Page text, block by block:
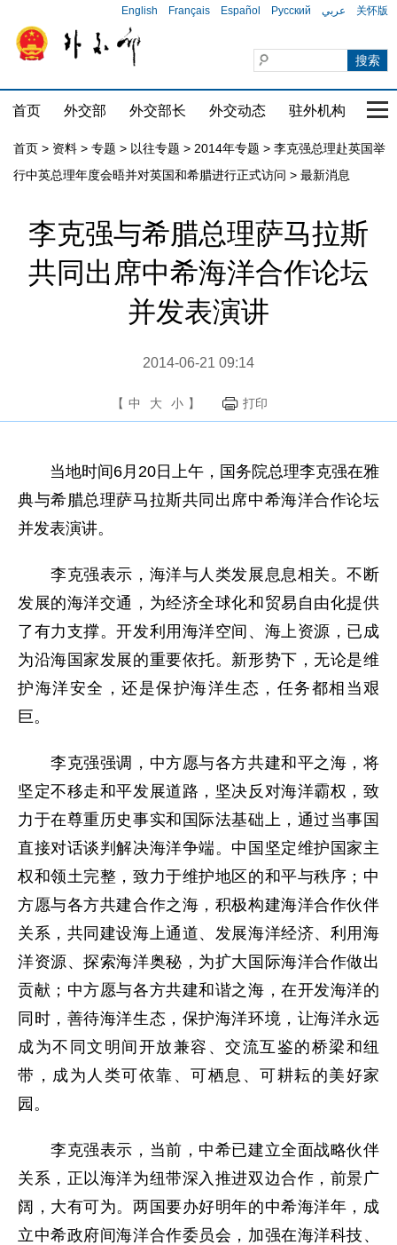
English Français Español Русский عربي 关怀版
首页 外交部 外交部长 外交动态 驻外机构 国
首页 > 资料 > 专题 > 以往专题 > 2014年专题 > 李克强总理赴英国举
行中英总理年度会晤并对英国和希腊进行正式访问 > 最新消息
李克强与希腊总理萨马拉斯
共同出席中希海洋合作论坛
并发表演讲
2014-06-21 09:14
【 中 大 小 】 打印
当地时间6月20日上午，国务院总理李克强在雅
典与希腊总理萨马拉斯共同出席中希海洋合作论坛
并发表演讲。
李克强表示，海洋与人类发展息息相关。不断
发展的海洋交通，为经济全球化和贸易自由化提供
了有力支撑。开发利用海洋空间、海上资源，已成
为沿海国家发展的重要依托。新形势下，无论是维
护海洋安全，还是保护海洋生态，任务都相当艰
巨。
李克强强调，中方愿与各方共建和平之海，将
坚定不移走和平发展道路，坚决反对海洋霸权，致
力于在尊重历史事实和国际法基础上，通过当事国
直接对话谈判解决海洋争端。中国坚定维护国家主
权和领土完整，致力于维护地区的和平与秩序；中
方愿与各方共建合作之海，积极构建海洋合作伙伴
关系，共同建设海上通道、发展海洋经济、利用海
洋资源、探索海洋奥秘，为扩大国际海洋合作做出
贡献；中方愿与各方共建和谐之海，在开发海洋的
同时，善待海洋生态，保护海洋环境，让海洋永远
成为不同文明间开放兼容、交流互鉴的桥梁和纽
带，成为人类可依靠、可栖息、可耕耘的美好家
园。
李克强表示，当前，中希已建立全面战略伙伴
关系，正以海洋为纽带深入推进双边合作，前景广
阔，大有可为。两国要办好明年的中希海洋年，成
立中希政府间海洋合作委员会，加强在海洋科技、